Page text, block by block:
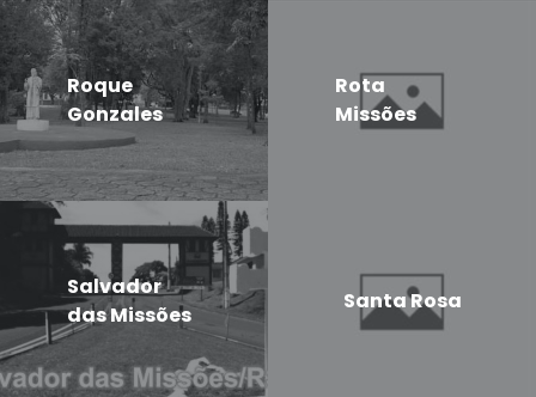
Roque
Gonzales
Rota
Missões
Salvador
das Missões
Santa Rosa